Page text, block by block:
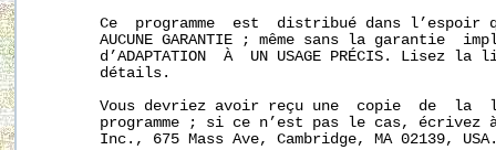
Ce  programme  est  distribué dans l’espoir
AUCUNE GARANTIE ; même sans la garantie
d’ADAPTATION  À  UN USAGE PRÉCIS. Lisez la
       détails.
Vous devriez avoir reçu une  copie  de  la
programme ; si ce n’est pas le cas, écrivez